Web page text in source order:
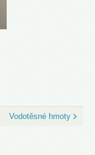
Vodotěsné hmoty